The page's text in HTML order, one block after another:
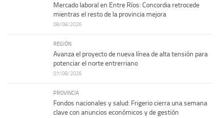
Mercado laboral en Entre Ríos: Concordia retrocede
mientras el resto de la provincia mejora
08/08/2026
REGIÓN
Avanza el proyecto de nueva línea de alta tensión para
potenciar el norte entrerriano
07/08/2026
PROVINCIA
Fondos nacionales y salud: Frigerio cierra una semana
clave con anuncios económicos y de gestión